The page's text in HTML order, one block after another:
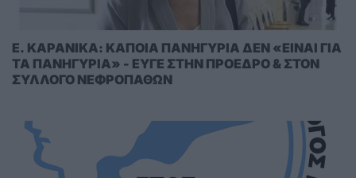
E. KAΡΑΝΙΚΑ: ΚΑΠΟΙΑ ΠΑΝΗΓΥΡΙΑ ΔΕΝ «ΕΙΝΑΙ ΓΙΑ
ΤΑ ΠΑΝΗΓΥΡΙΑ» - ΕΥΓΕ ΣΤΗΝ ΠΡΟΕΔΡΟ & ΣΤΟΝ
ΣΥΛΛΟΓΟ ΝΕΦΡΟΠΑΘΩΝ